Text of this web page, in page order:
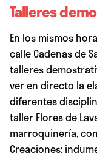
Talleres
En los mismos
calle Cadenas de
talleres
ver en directo la
diferentes
taller Flores de
marroquinería,
Creaciones;